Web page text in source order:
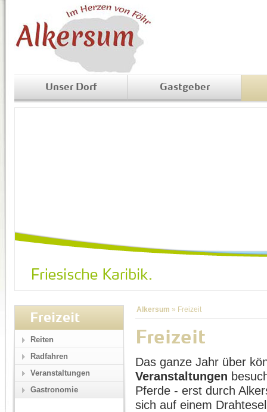
Unser Dorf Gastgeber
Alkersum » Freizeit
Freizeit
Das ganze Jahr über
Veranstaltungen
Pferde - erst durch
sich auf einem
Freizeit
Reiten
Radfahren
Veranstaltungen
Gastronomie